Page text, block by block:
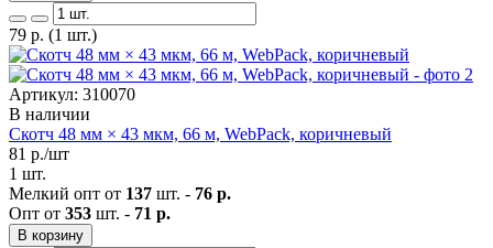
79 р. (1 шт.)
Артикул: 310070
В наличии
Скотч 48 мм × 43 мкм, 66 м, WebPack, коричневый
81 р./шт
1 шт.
Мелкий опт от 137 шт. - 76 р.
Опт от 353 шт. - 71 р.
В корзину